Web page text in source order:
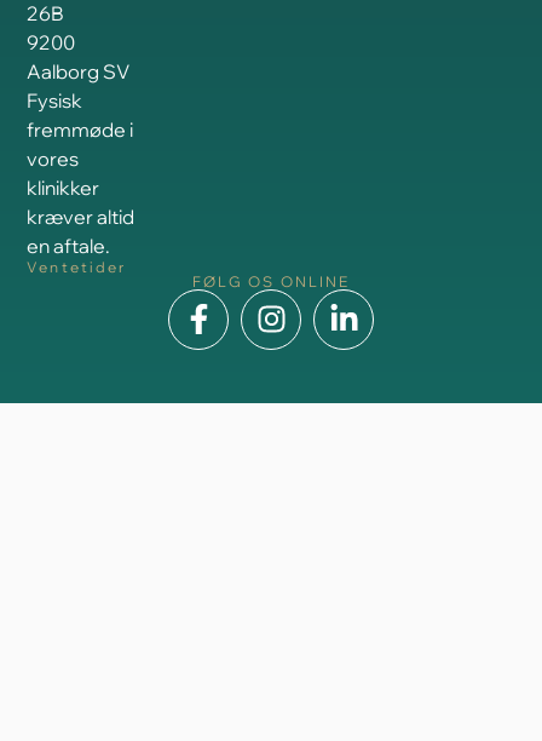
26B
9200
Aalborg SV
Fysisk
fremmøde i
vores
klinikker
kræver altid
en aftale.
Ventetider
FØLG OS ONLINE